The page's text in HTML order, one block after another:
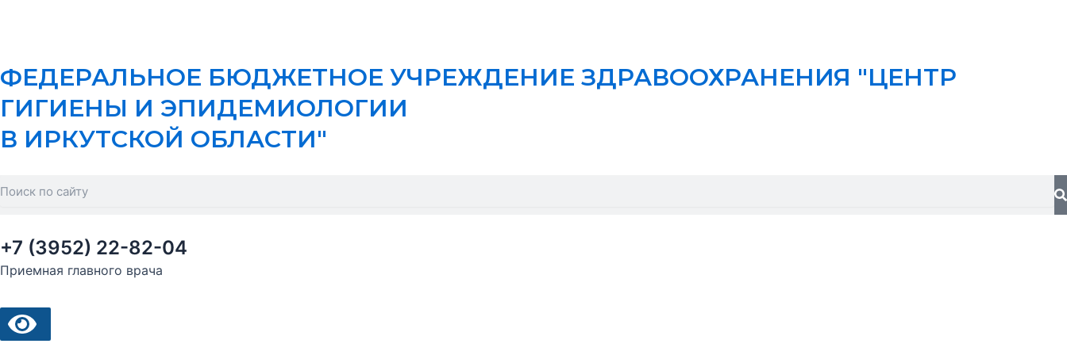
ФЕДЕРАЛЬНОЕ БЮДЖЕТНОЕ УЧРЕЖДЕНИЕ ЗДРАВООХРАНЕНИЯ "ЦЕНТР
ГИГИЕНЫ И ЭПИДЕМИОЛОГИИ
В ИРКУТСКОЙ ОБЛАСТИ"
+7 (3952) 22-82-04
Приемная главного врача